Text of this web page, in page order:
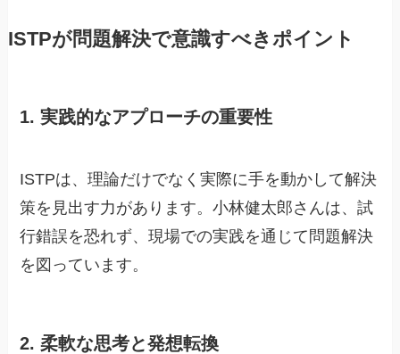
ISTPが問題解決で意識すべきポイント
1. 実践的なアプローチの重要性
ISTPは、理論だけでなく実際に手を動かして解決
策を見出す力があります。小林健太郎さんは、試
行錯誤を恐れず、現場での実践を通じて問題解決
を図っています。
2. 柔軟な思考と発想転換